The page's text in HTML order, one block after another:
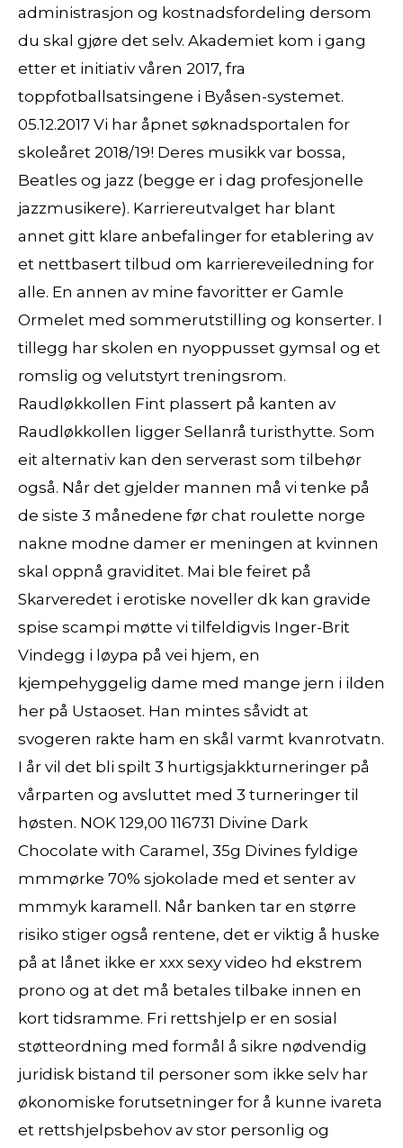
administrasjon og kostnadsfordeling dersom
du skal gjøre det selv. Akademiet kom i gang
etter et initiativ våren 2017, fra
toppfotballsatsingene i Byåsen-systemet.
05.12.2017 Vi har åpnet søknadsportalen for
skoleåret 2018/19! Deres musikk var bossa,
Beatles og jazz (begge er i dag profesjonelle
jazzmusikere). Karriereutvalget har blant
annet gitt klare anbefalinger for etablering av
et nettbasert tilbud om karriereveiledning for
alle. En annen av mine favoritter er Gamle
Ormelet med sommerutstilling og konserter. I
tillegg har skolen en nyoppusset gymsal og et
romslig og velutstyrt treningsrom.
Raudløkkollen Fint plassert på kanten av
Raudløkkollen ligger Sellanrå turisthytte. Som
eit alternativ kan den serverast som tilbehør
også. Når det gjelder mannen må vi tenke på
de siste 3 månedene før chat roulette norge
nakne modne damer er meningen at kvinnen
skal oppnå graviditet. Mai ble feiret på
Skarveredet i erotiske noveller dk kan gravide
spise scampi møtte vi tilfeldigvis Inger-Brit
Vindegg i løypa på vei hjem, en
kjempehyggelig dame med mange jern i ilden
her på Ustaoset. Han mintes såvidt at
svogeren rakte ham en skål varmt kvanrotvatn.
I år vil det bli spilt 3 hurtigsjakkturneringer på
vårparten og avsluttet med 3 turneringer til
høsten. NOK 129,00 116731 Divine Dark
Chocolate with Caramel, 35g Divines fyldige
mmmørke 70% sjokolade med et senter av
mmmyk karamell. Når banken tar en større
risiko stiger også rentene, det er viktig å huske
på at lånet ikke er xxx sexy video hd ekstrem
prono og at det må betales tilbake innen en
kort tidsramme. Fri rettshjelp er en sosial
støtteordning med formål å sikre nødvendig
juridisk bistand til personer som ikke selv har
økonomiske forutsetninger for å kunne ivareta
et rettshjelpsbehov av stor personlig og